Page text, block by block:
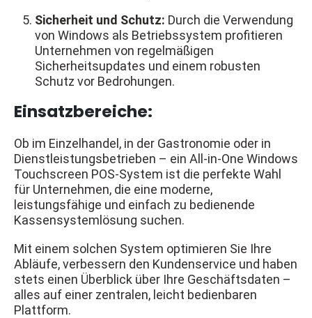
Sicherheit und Schutz: Durch die Verwendung
von Windows als Betriebssystem profitieren
Unternehmen von regelmäßigen
Sicherheitsupdates und einem robusten
Schutz vor Bedrohungen.
Einsatzbereiche:
Ob im Einzelhandel, in der Gastronomie oder in
Dienstleistungsbetrieben – ein All-in-One Windows
Touchscreen POS-System ist die perfekte Wahl
für Unternehmen, die eine moderne,
leistungsfähige und einfach zu bedienende
Kassensystemlösung suchen.
Mit einem solchen System optimieren Sie Ihre
Abläufe, verbessern den Kundenservice und haben
stets einen Überblick über Ihre Geschäftsdaten –
alles auf einer zentralen, leicht bedienbaren
Plattform.